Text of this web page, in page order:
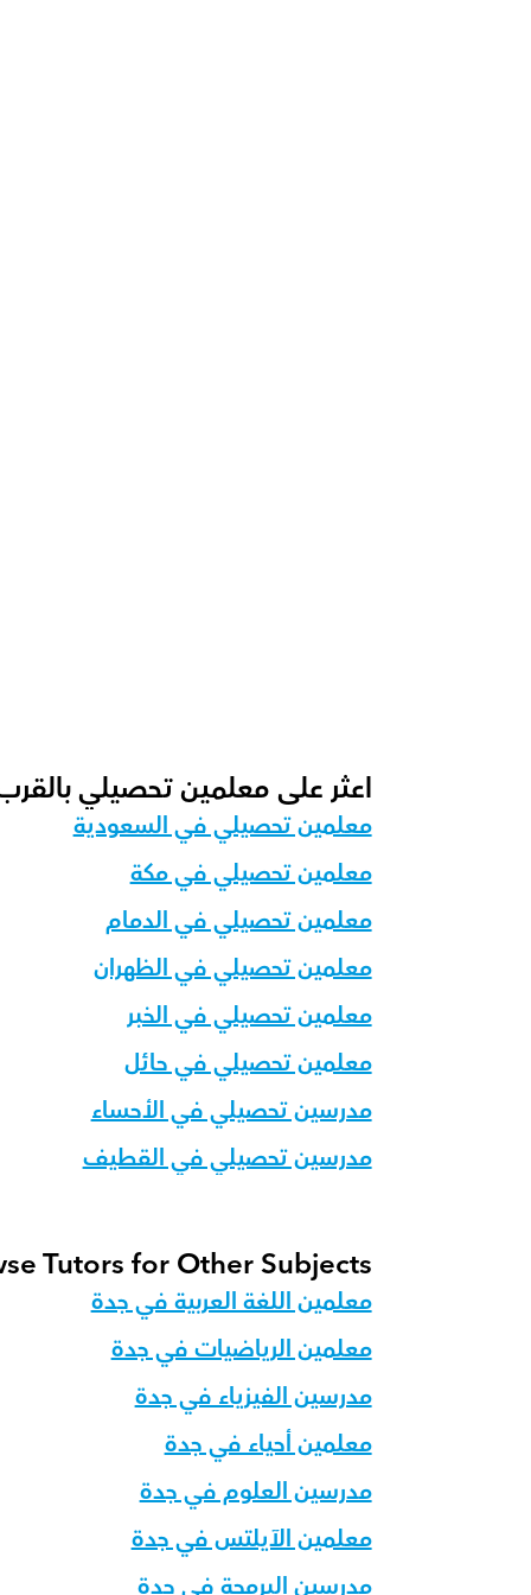
اعثر على معلمين تحصيلي
معلمين تحصيلي في السعودية
معلمين تحصيلي في مكة
معلمين تحصيلي في الدمام
معلمين تحصيلي في الظهران
معلمين تحصيلي في الخبر
معلمين تحصيلي في حائل
مدرسين تحصيلي في الأحساء
مدرسين تحصيلي في القطيف
Tutors for Other Subjects
معلمين اللغة العربية في جدة
معلمين الرياضيات في جدة
مدرسين الفيزياء في جدة
معلمين أحياء في جدة
مدرسين العلوم في جدة
معلمين الآيلتس في جدة
مدرسين البرمجة في جدة